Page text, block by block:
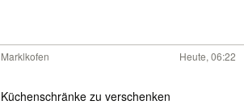
Marklkofen Heute, 06:22
Küchenschränke zu verschenken